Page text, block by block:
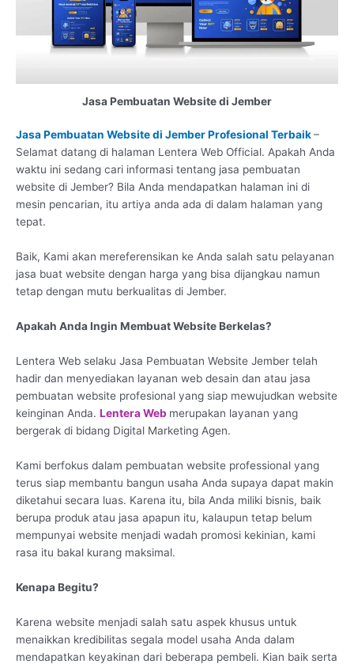
Jasa Pembuatan Website di Jember
Jasa Pembuatan Website di Jember Profesional Terbaik–
Selamat datang di halaman Lentera Web Official. Apakah Anda
waktu ini sedang cari informasi tentang jasa pembuatan
website di Jember? Bila Anda mendapatkan halaman ini di
mesin pencarian, itu artiya anda ada di dalam halaman yang
tepat.
Baik, Kami akan mereferensikan ke Anda salah satu pelayanan
jasa buat website dengan harga yang bisa dijangkau namun
tetap dengan mutu berkualitas di Jember.
Apakah Anda Ingin Membuat Website Berkelas?
Lentera Web selaku Jasa Pembuatan Website Jember telah
hadir dan menyediakan layanan web desain dan atau jasa
pembuatan website profesional yang siap mewujudkan website
keinginan Anda. Lentera Web merupakan layanan yang
bergerak di bidang Digital Marketing Agen.
Kami berfokus dalam pembuatan website professional yang
terus siap membantu bangun usaha Anda supaya dapat makin
diketahui secara luas. Karena itu, bila Anda miliki bisnis, baik
berupa produk atau jasa apapun itu, kalaupun tetap belum
mempunyai website menjadi wadah promosi kekinian, kami
rasa itu bakal kurang maksimal.
Kenapa Begitu?
Karena website menjadi salah satu aspek khusus untuk
menaikkan kredibilitas segala model usaha Anda dalam
mendapatkan keyakinan dari beberapa pembeli. Kian baik serta